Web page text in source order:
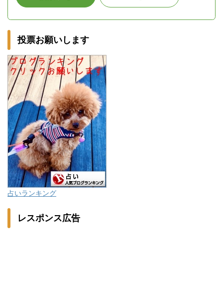
投票お願いします
占いランキング
レスポンス広告